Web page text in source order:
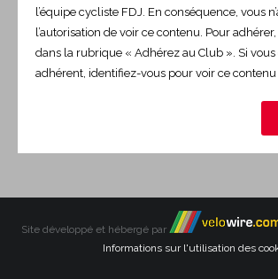
l’équipe cycliste FDJ. En conséquence, vous
l’autorisation de voir ce contenu. Pour
dans la rubrique « Adhérez au Club ». Si vous
adhérent, identifiez-vous pour voir ce contenu
Site développé et hébergé par
Informations sur l'utilisation des